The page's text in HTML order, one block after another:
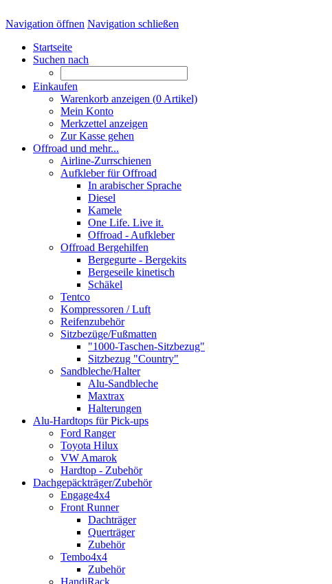
Navigation öffnen Navigation schließen
Startseite
Suchen nach
Einkaufen
Warenkorb anzeigen (0 Artikel)
Mein Konto
Merkzettel anzeigen
Zur Kasse gehen
Offroad und mehr...
Airline-Zurrschienen
Aufkleber für Offroad
In arabischer Sprache
Diesel
Kamele
One Life. Live it.
Offroad - Aufkleber
Offroad Bergehilfen
Bergegurte - Bergekits
Bergeseile kinetisch
Schäkel
Tentco
Kompressoren / Luft
Reifenzubehör
Sitzbezüge/Fußmatten
"1000-Taschen-Sitzbezug"
Sitzbezug "Country"
Sandbleche/Halter
Alu-Sandbleche
Maxtrax
Halterungen
Alu-Hardtops für Pick-ups
Ford Ranger
Toyota Hilux
VW Amarok
Hardtop - Zubehör
Dachgepäckträger/Zubehör
Engage4x4
Front Runner
Dachträger
Querträger
Zubehör
Tembo4x4
Zubehör
HandiRack